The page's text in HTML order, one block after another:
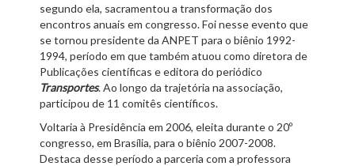
segundo ela, sacramentou a transformação dos
encontros anuais em congresso. Foi nesse evento que
se tornou presidente da ANPET para o biênio 1992-
1994, período em que também atuou como diretora de
Publicações científicas e editora do periódico
Transportes. Ao longo da trajetória na associação,
participou de 11 comitês científicos.
Voltaria à Presidência em 2006, eleita durante o 20º
congresso, em Brasília, para o biênio 2007-2008.
Destaca desse período a parceria com a professora